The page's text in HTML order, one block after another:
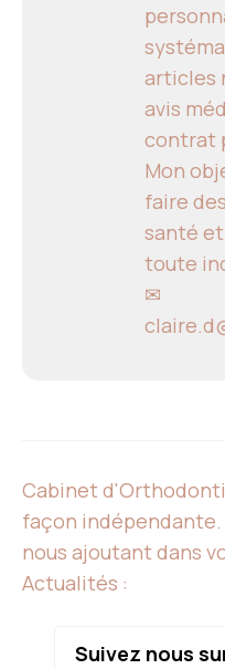
articles
avis
contrat
Mon
faire
santé
toute
✉
Cabinet
façon
nous ajoutant dans
Actualités :
Suivez nous